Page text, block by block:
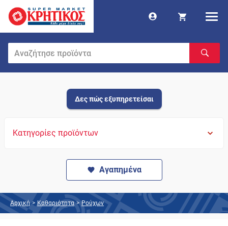
Δες πώς εξυπηρετείσαι
Κατηγορίες προϊόντων
Αγαπημένα
Αρχική > Καθαριότητα > Ρούχων